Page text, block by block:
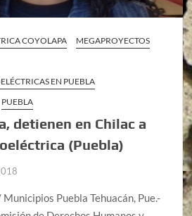
COYOLAPA
MEGAPROYECTOS
EN PUEBLA
PUEBLA
detienen en Chilac a
(Puebla)
Puebla Tehuacán, Pue.-